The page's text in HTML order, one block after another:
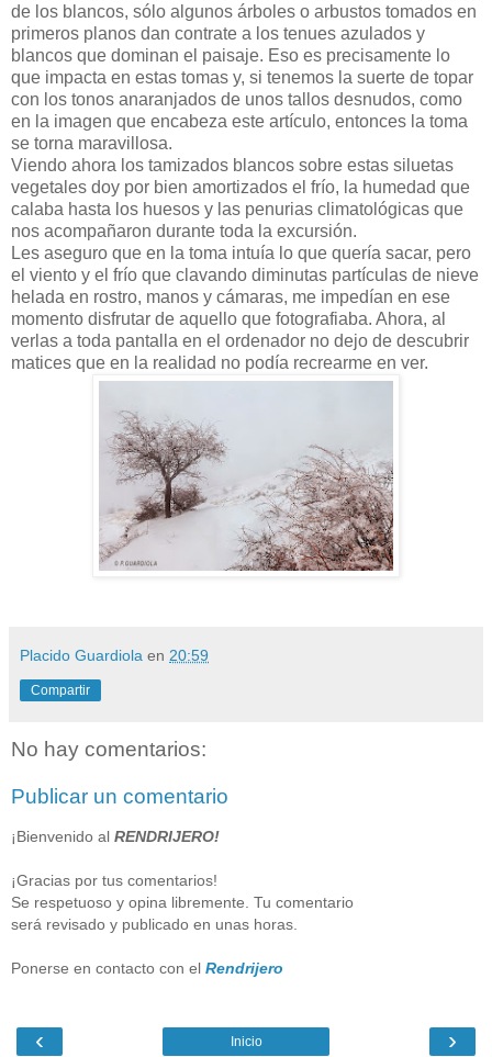
de los blancos, sólo algunos árboles o arbustos tomados en
primeros planos dan contrate a los tenues azulados y
blancos que dominan el paisaje. Eso es precisamente lo
que impacta en estas tomas y, si tenemos la suerte de topar
con los tonos anaranjados de unos tallos desnudos, como
en la imagen que encabeza este artículo, entonces la toma
se torna maravillosa.
Viendo ahora los tamizados blancos sobre estas siluetas
vegetales doy por bien amortizados el frío, la humedad que
calaba hasta los huesos y las penurias climatológicas que
nos acompañaron durante toda la excursión.
Les aseguro que en la toma intuía lo que quería sacar, pero
el viento y el frío que clavando diminutas partículas de nieve
helada en rostro, manos y cámaras, me impedían en ese
momento disfrutar de aquello que fotografiaba. Ahora, al
verlas a toda pantalla en el ordenador no dejo de descubrir
matices que en la realidad no podía recrearme en ver.
Placido Guardiola en 20:59
Compartir
No hay comentarios:
Publicar un comentario
¡Bienvenido al RENDRIJERO!
¡Gracias por tus comentarios!
Se respetuoso y opina libremente. Tu comentario
será revisado y publicado en unas horas.
Ponerse en contacto con el Rendrijero
‹ ›
Inicio